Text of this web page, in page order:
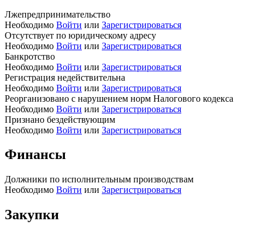
Лжепредпринимательство
Необходимо Войти или Зарегистрироваться
Отсутствует по юридическому адресу
Необходимо Войти или Зарегистрироваться
Банкротство
Необходимо Войти или Зарегистрироваться
Регистрация недействительна
Необходимо Войти или Зарегистрироваться
Реорганизовано с нарушением норм Налогового кодекса
Необходимо Войти или Зарегистрироваться
Признано бездействующим
Необходимо Войти или Зарегистрироваться
Финансы
Должники по исполнительным производствам
Необходимо Войти или Зарегистрироваться
Закупки